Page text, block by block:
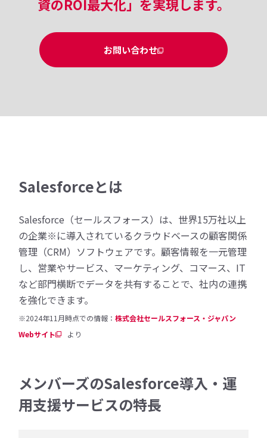
資のROI最大化」を実現します。
お問い合わせ
Salesforceとは
Salesforce（セールスフォース）は、世界15万社以上
の企業※に導入されているクラウドベースの顧客関係
管理（CRM）ソフトウェアです。顧客情報を一元管理
し、営業やサービス、マーケティング、コマース、IT
など部門横断でデータを共有することで、社内の連携
を強化できます。
※2024年11月時点での情報：株式会社セールスフォース・ジャパン
Webサイト
より
メンバーズのSalesforce導入・運
用支援サービスの特長